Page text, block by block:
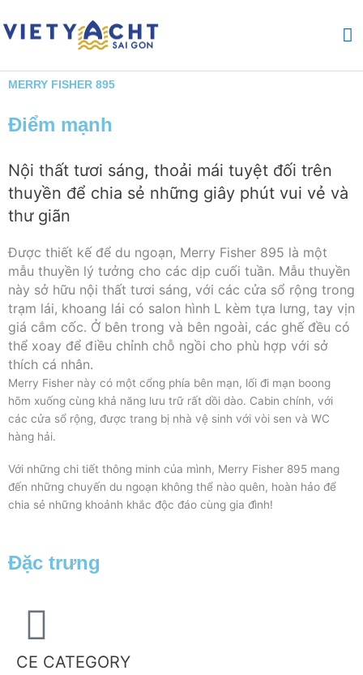
tới
nội
MERRY FISHER 895
Điểm mạnh
Nội thất tươi sáng, thoải mái tuyệt đối trên
thuyền để chia sẻ những giây phút vui vẻ và
thư giãn
Được thiết kế để du ngoạn, Merry Fisher 895 là một
mẫu thuyền lý tưởng cho các dịp cuối tuần. Mẫu thuyền
này sở hữu nội thất tươi sáng, với các cửa sổ rộng trong
trạm lái, khoang lái có salon hình L kèm tựa lưng, tay vịn
giá cắm cốc. Ở bên trong và bên ngoài, các ghế đều có
thể xoay để điều chỉnh chỗ ngồi cho phù hợp với sở
thích cá nhân.
Merry Fisher này có một cổng phía bên mạn, lối đi mạn boong
hõm xuống cùng khả năng lưu trữ rất dồi dào. Cabin chính, với
các cửa sổ rộng, được trang bị nhà vệ sinh với vòi sen và WC
hàng hải.
Với những chi tiết thông minh của mình, Merry Fisher 895 mang
đến những chuyến du ngoạn không thể nào quên, hoàn hảo để
chia sẻ những khoảnh khắc độc đáo cùng gia đình!
Đặc trưng
CE CATEGORY